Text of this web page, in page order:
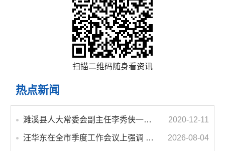
扫描二维码随身看资讯
热点新闻
濉溪县人大常委会副主任李秀侠一行调研城乡客运一体化和治超工作 2020-12-11
汪华东在全市季度工作会议上强调 锚定打好“三仗”任务和年度预期目标不动摇 在全市上下掀起比学赶超争先进位的攻坚热潮 2026-08-04